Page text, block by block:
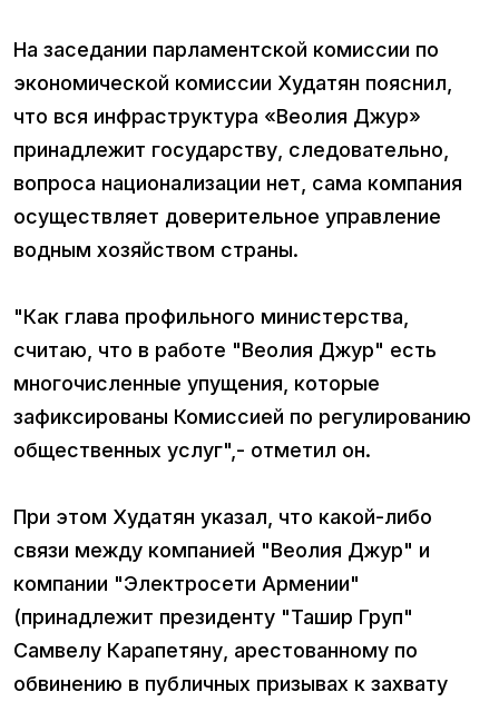
На заседании парламентской комиссии по
экономической комиссии Худатян пояснил,
что вся инфраструктура «Веолия Джур»
принадлежит государству, следовательно,
вопроса национализации нет, сама компания
осуществляет доверительное управление
водным хозяйством страны.
"Как глава профильного министерства,
считаю, что в работе "Веолия Джур" есть
многочисленные упущения, которые
зафиксированы Комиссией по регулированию
общественных услуг",- отметил он.
При этом Худатян указал, что какой-либо
связи между компанией "Веолия Джур" и
компании "Электросети Армении"
(принадлежит президенту "Ташир Груп"
Самвелу Карапетяну, арестованному по
обвинению в публичных призывах к захвату